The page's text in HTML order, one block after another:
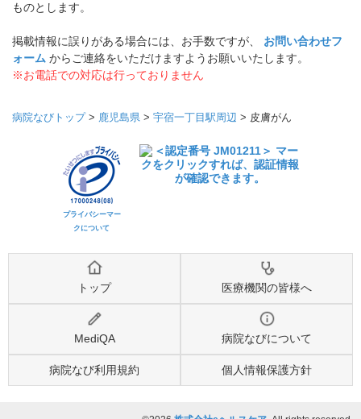
ものとします。
掲載情報に誤りがある場合には、お手数ですが、 お問い合わせフ
ォーム からご連絡をいただけますようお願いいたします。
※お電話での対応は行っておりません
病院なびトップ> 鹿児島県 > 宇宿一丁目駅周辺 > 皮膚がん
プライバシーマー
クについて
トップ 医療機関の皆様へ
MediQA 病院なびについて
病院なび利用規約 個人情報保護方針